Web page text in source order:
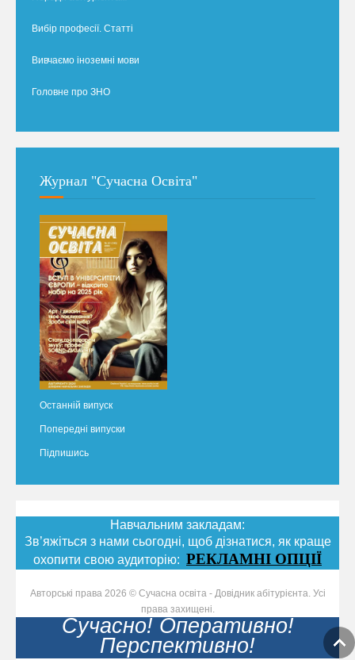
Вибір професії. Статті
Вивчаємо іноземні мови
Головне про ЗНО
Журнал "Сучасна Освіта"
Останній випуск
Попередні випуски
Підпишись
Навчальним закладам:
Зв’яжіться з нами сьогодні, щоб дізнатися, як краще
охопити свою аудиторію: РЕКЛАМНІ ОПЦІЇ
Авторські права 2026 © Сучасна освіта - Довідник абітурієнта. Усі
права захищені.
Сучасно! Оперативно!
Перспективно!